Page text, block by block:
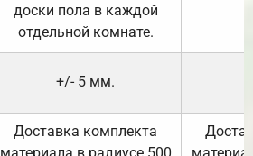
доски пола в каждой
отдельной комнате.
+/- 5 мм.
Доставка комплекта
материала в радиусе 500